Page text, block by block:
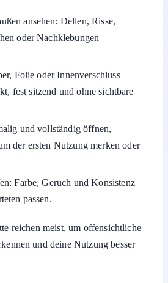
ansehen: Dellen, Risse,
oder Nachklebungen
Folie oder Innenverschluss
fest sitzend und ohne sichtbare
und vollständig öffnen,
der ersten Nutzung merken oder
Farbe, Geruch und Konsistenz
passen.
reichen meist, um offensichtliche
und deine Nutzung besser